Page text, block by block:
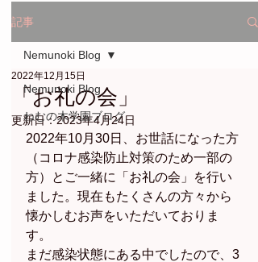
記事
Nemunoki Blog
ねむの木学園ブログ
Nemunoki Blog
「お礼の会」
2022年12月15日
更新日：2023年4月24日
2022年10月30日、お世話になった方
（コロナ感染防止対策のため一部の
方）とご一緒に「お礼の会」を行い
ました。現在もたくさんの方々から
懐かしむお声をいただいておりま
す。
まだ感染状態にある中でしたので、3